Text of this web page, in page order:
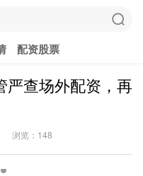
配资股票
严查场外配资，再
浏览：148